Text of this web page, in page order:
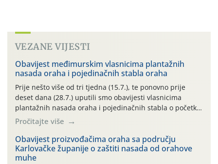
VEZANE VIJESTI
Obavijest međimurskim vlasnicima plantažnih
nasada oraha i pojedinačnih stabla oraha
Prije nešto više od tri tjedna (15.7.), te ponovno prije
deset dana (28.7.) uputili smo obavijesti vlasnicima
plantažnih nasada oraha i pojedinačnih stabla o početku
leta i ovogodišnjoj potrebi usmjerenog suzbijanja
orahove muhe (Rhagoletis completa)! Već dvanaest dana
traje drugi ovogodišnji “toplinski udar”, koji naročito
izražen zadnja šest dana (31.7.-05.8.), jer najviše
temperature zraka svakodnevno […]
Pročitajte više
Obavijest proizvođačima oraha sa području
Karlovačke županije o zaštiti nasada od orahove
muhe